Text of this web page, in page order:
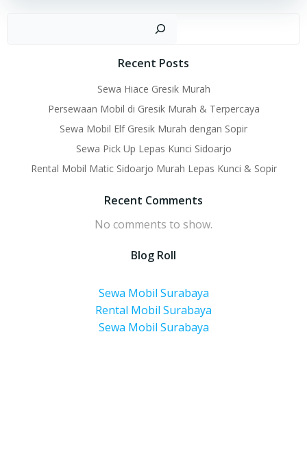
Recent Posts
Sewa Hiace Gresik Murah
Persewaan Mobil di Gresik Murah & Terpercaya
Sewa Mobil Elf Gresik Murah dengan Sopir
Sewa Pick Up Lepas Kunci Sidoarjo
Rental Mobil Matic Sidoarjo Murah Lepas Kunci & Sopir
Recent Comments
No comments to show.
Blog Roll
Sewa Mobil Surabaya
Rental Mobil Surabaya
Sewa Mobil Surabaya